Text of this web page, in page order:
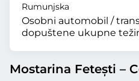
Rumunjska
Osobni automobil /
dopuštene ukupne
Mostarina Fetești –